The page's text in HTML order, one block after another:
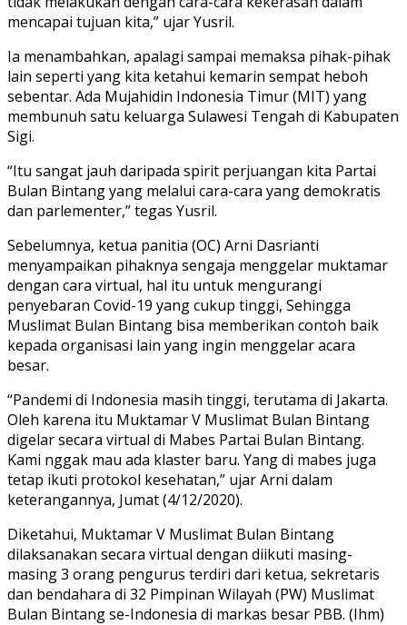
mencapai tujuan kita,” ujar Yusril.
Ia menambahkan, apalagi sampai memaksa pihak-pihak
lain seperti yang kita ketahui kemarin sempat heboh
sebentar. Ada Mujahidin Indonesia Timur (MIT) yang
membunuh satu keluarga Sulawesi Tengah di Kabupaten
Sigi.
“Itu sangat jauh daripada spirit perjuangan kita Partai
Bulan Bintang yang melalui cara-cara yang demokratis
dan parlementer,” tegas Yusril.
Sebelumnya, ketua panitia (OC) Arni Dasrianti
menyampaikan pihaknya sengaja menggelar muktamar
dengan cara virtual, hal itu untuk mengurangi
penyebaran Covid-19 yang cukup tinggi, Sehingga
Muslimat Bulan Bintang bisa memberikan contoh baik
kepada organisasi lain yang ingin menggelar acara
besar.
“Pandemi di Indonesia masih tinggi, terutama di Jakarta.
Oleh karena itu Muktamar V Muslimat Bulan Bintang
digelar secara virtual di Mabes Partai Bulan Bintang.
Kami nggak mau ada klaster baru. Yang di mabes juga
tetap ikuti protokol kesehatan,” ujar Arni dalam
keterangannya, Jumat (4/12/2020).
Diketahui, Muktamar V Muslimat Bulan Bintang
dilaksanakan secara virtual dengan diikuti masing-
masing 3 orang pengurus terdiri dari ketua, sekretaris
dan bendahara di 32 Pimpinan Wilayah (PW) Muslimat
Bulan Bintang se-Indonesia di markas besar PBB. (Ihm)